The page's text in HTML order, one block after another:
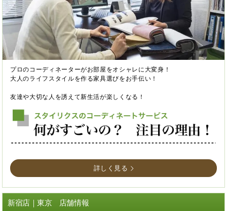
プロのコーディネーターがお部屋をオシャレに大変身！
大人のライフスタイルを作る家具選びをお手伝い！
友達や大切な人を誘えて新生活が楽しくなる！
詳しく見る
新宿店｜東京 店舗情報